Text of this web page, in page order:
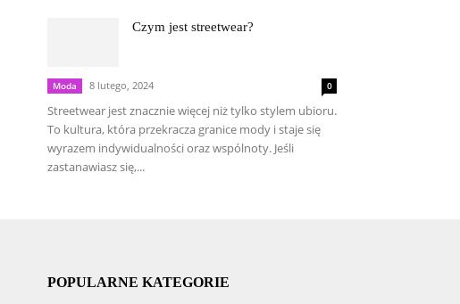
Czym jest streetwear?
Moda 8 lutego, 2024 0
Streetwear jest znacznie więcej niż tylko stylem ubioru.
To kultura, która przekracza granice mody i staje się
wyrazem indywidualności oraz wspólnoty. Jeśli
zastanawiasz się,...
POPULARNE KATEGORIE